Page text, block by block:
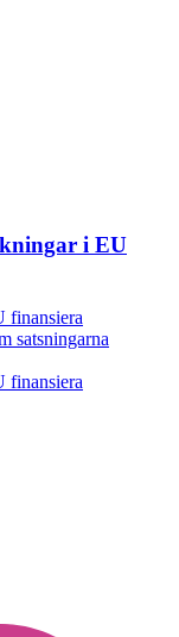
i EU
finansiera
satsningarna
finansiera